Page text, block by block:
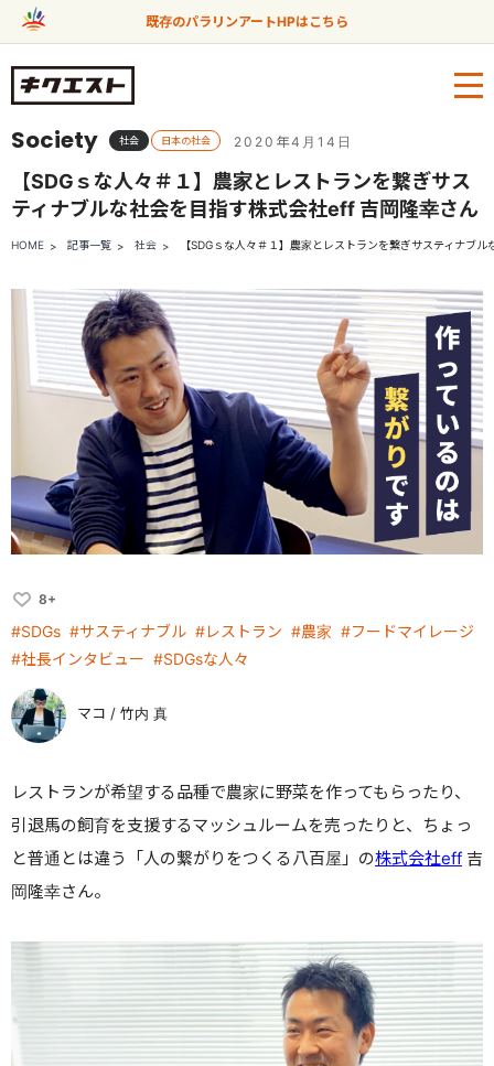
既存のパラリンアートHPはこちら
Society 社会 日本の社会 2020年4月14日
【SDGｓな人々＃１】農家とレストランを繋ぎサス
ティナブルな社会を目指す株式会社eff 吉岡隆幸さん
HOME 記事一覧 社会 【SDGｓな人々＃１】農家とレストランを繋ぎサスティナブ
8+
#SDGs #サスティナブル #レストラン #農家 #フードマイレージ
#社長インタビュー #SDGsな人々
マコ / 竹内 真
レストランが希望する品種で農家に野菜を作ってもらったり、
引退馬の飼育を支援するマッシュルームを売ったりと、ちょっ
と普通とは違う「人の繋がりをつくる八百屋」の株式会社eff 吉
岡隆幸さん。